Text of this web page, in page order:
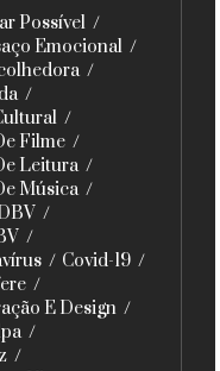
Possível
Emocional
Filme
Leitura
Música
Covid-19
E Design